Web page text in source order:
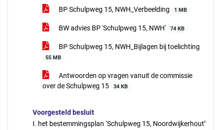
BP Schulpweg 15, NWH_Verbeelding 1 MB
BW advies BP 'Schulpweg 15, NWH' 74 KB
BP Schulpweg 15, NWH_Bijlagen bij toelichting
55 MB
Antwoorden op vragen vanuit de commissie
over de Schulpweg 15
34 KB
Voorgesteld besluit
I. het bestemmingsplan ‘Schulpweg 15, Noordwijkerhout’